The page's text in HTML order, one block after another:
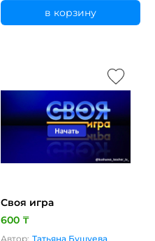
в корзину
Своя игра
600 ₸
Автор: Татьяна Бушуева